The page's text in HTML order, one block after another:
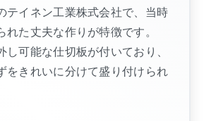
テイネン工業株式会社で、当時
れた丈夫な作りが特徴です。
し可能な仕切板が付いており、
をきれいに分けて盛り付けられ